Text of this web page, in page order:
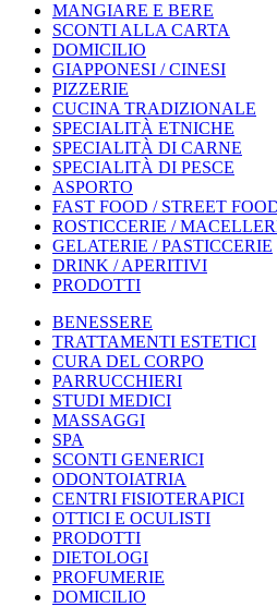
MANGIARE E BERE
SCONTI ALLA CARTA
DOMICILIO
GIAPPONESI / CINESI
PIZZERIE
CUCINA TRADIZIONALE
SPECIALITÀ ETNICHE
SPECIALITÀ DI CARNE
SPECIALITÀ DI PESCE
ASPORTO
FAST FOOD / STREET
ROSTICCERIE /
GELATERIE / PASTICCERIE
DRINK / APERITIVI
PRODOTTI
BENESSERE
TRATTAMENTI ESTETICI
CURA DEL CORPO
PARRUCCHIERI
STUDI MEDICI
MASSAGGI
SPA
SCONTI GENERICI
ODONTOIATRIA
CENTRI FISIOTERAPICI
OTTICI E OCULISTI
PRODOTTI
DIETOLOGI
PROFUMERIE
DOMICILIO